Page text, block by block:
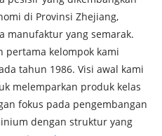
di Provinsi Zhejiang,
manufaktur yang semarak.
pertama kelompok kami
tahun 1986. Visi awal kami
melemparkan produk kelas
fokus pada pengembangan
dengan struktur yang